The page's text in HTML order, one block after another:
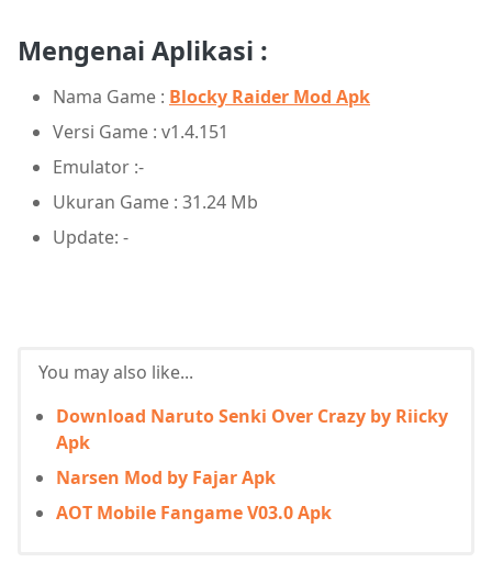
Mengenai Aplikasi :
Nama Game : Blocky Raider Mod Apk
Versi Game : v1.4.151
Emulator :-
Ukuran Game : 31.24 Mb
Update: -
You may also like...
Download Naruto Senki Over Crazy by Riicky
Apk
Narsen Mod by Fajar Apk
AOT Mobile Fangame V03.0 Apk